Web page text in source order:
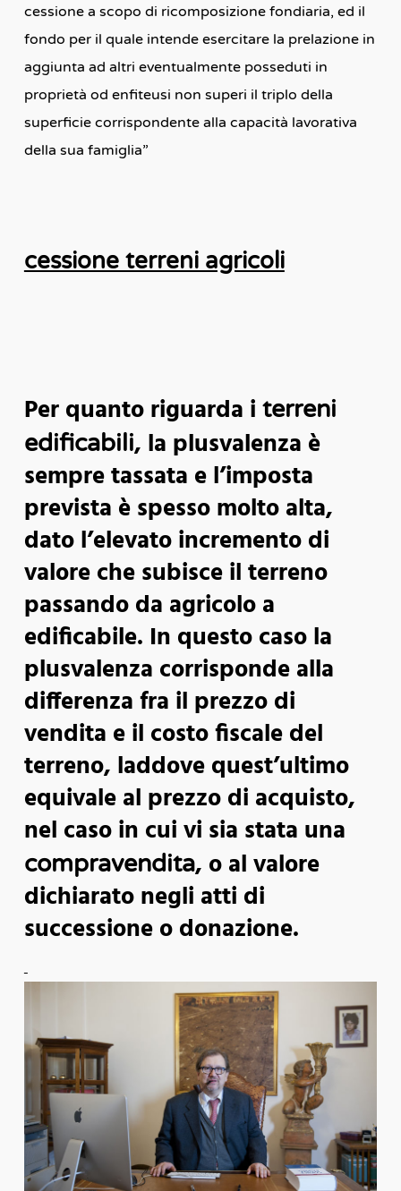
cessione a scopo di ricomposizione fondiaria, ed il
fondo per il quale intende esercitare la prelazione in
aggiunta ad altri eventualmente posseduti in
proprietà od enfiteusi non superi il triplo della
superficie corrispondente alla capacità lavorativa
della sua famiglia”
cessione terreni agricoli
Per quanto riguarda i terreni
edificabili, la plusvalenza è
sempre tassata e l’imposta
prevista è spesso molto alta,
dato l’elevato incremento di
valore che subisce il terreno
passando da agricolo a
edificabile. In questo caso la
plusvalenza corrisponde alla
differenza fra il prezzo di
vendita e il costo fiscale del
terreno, laddove quest’ultimo
equivale al prezzo di acquisto,
nel caso in cui vi sia stata una
compravendita, o al valore
dichiarato negli atti di
successione o donazione.